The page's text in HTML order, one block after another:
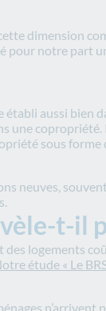
dimension
pour notre part
aussi bien
copropriété.
sous
neuves,
t-
logements
étude « Le
n’arrivent